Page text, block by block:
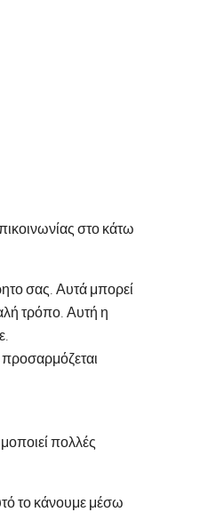
στο κάτω
σας. Αυτά μπορεί
τρόπο. Αυτή η
πολλές
το κάνουμε μέσω